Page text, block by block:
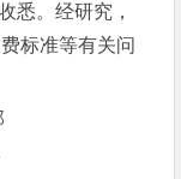
悉。经研究，
标准等有关问